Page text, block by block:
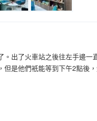
出了火車站之後往左手邊
是他們衹能等到下午2點後